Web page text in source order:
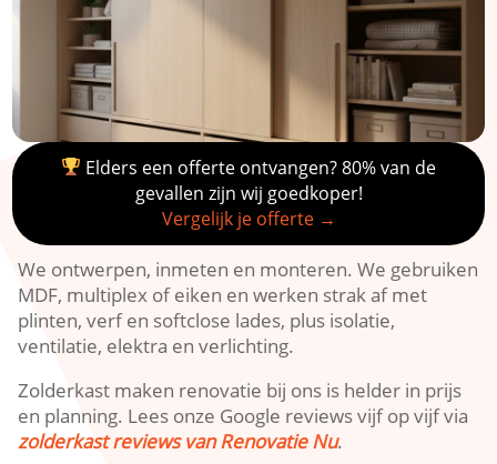
Elders een offerte ontvangen? 80% van de
gevallen zijn wij goedkoper!
Vergelijk je offerte →
We ontwerpen, inmeten en monteren.​ We gebruiken
MDF, multiplex of eiken en werken strak af met
plinten, verf en softclose lades, plus isolatie,
ventilatie, elektra en verlichting.​
Zolderkast maken renovatie bij ons is helder in prijs
en planning.​ Lees onze Google reviews vijf op vijf via
zolderkast reviews van Renovatie Nu.​